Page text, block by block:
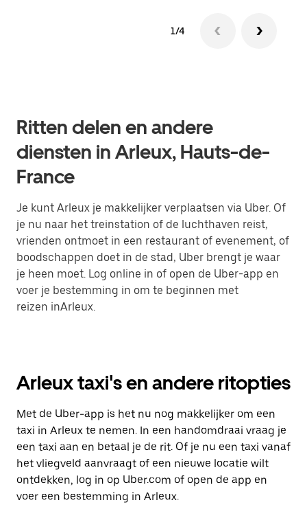
1/4
Ritten delen en andere
diensten in Arleux, Hauts-de-
France
Je kunt Arleux je makkelijker verplaatsen via Uber. Of
je nu naar het treinstation of de luchthaven reist,
vrienden ontmoet in een restaurant of evenement, of
boodschappen doet in de stad, Uber brengt je waar
je heen moet. Log online in of open de Uber-app en
voer je bestemming in om te beginnen met
reizen inArleux.
Arleux taxi's en andere ritopties
Met de Uber-app is het nu nog makkelijker om een
taxi in Arleux te nemen. In een handomdraai vraag je
een taxi aan en betaal je de rit. Of je nu een taxi vanaf
het vliegveld aanvraagt of een nieuwe locatie wilt
ontdekken, log in op Uber.com of open de app en
voer een bestemming in Arleux.